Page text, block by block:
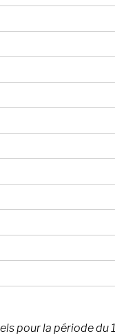
pour la période du